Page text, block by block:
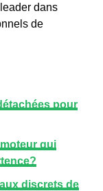
dans
de
pour
qui
discrets de